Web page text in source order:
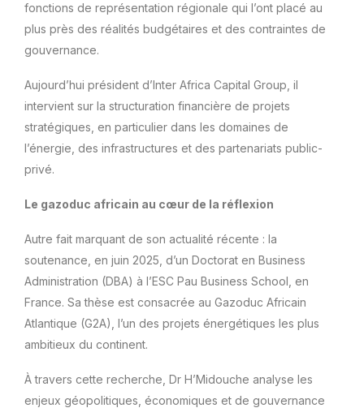
fonctions de représentation régionale qui l’ont placé au
plus près des réalités budgétaires et des contraintes de
gouvernance.
Aujourd’hui président d’Inter Africa Capital Group, il
intervient sur la structuration financière de projets
stratégiques, en particulier dans les domaines de
l’énergie, des infrastructures et des partenariats public-
privé.
Le gazoduc africain au cœur de la réflexion
Autre fait marquant de son actualité récente : la
soutenance, en juin 2025, d’un Doctorat en Business
Administration (DBA) à l’ESC Pau Business School, en
France. Sa thèse est consacrée au Gazoduc Africain
Atlantique (G2A), l’un des projets énergétiques les plus
ambitieux du continent.
À travers cette recherche, Dr H’Midouche analyse les
enjeux géopolitiques, économiques et de gouvernance